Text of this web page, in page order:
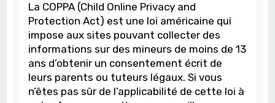
La COPPA (Child Online Privacy and
Protection Act) est une loi américaine qui
impose aux sites pouvant collecter des
informations sur des mineurs de moins de 13
ans d’obtenir un consentement écrit de
leurs parents ou tuteurs légaux. Si vous
n’êtes pas sûr de l’applicabilité de cette loi à